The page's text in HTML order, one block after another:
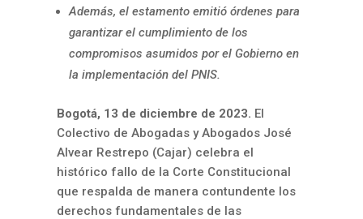
Además, el estamento emitió órdenes para
garantizar el cumplimiento de los
compromisos asumidos por el Gobierno en
la implementación del PNIS.
Bogotá, 13 de diciembre de 2023. El
Colectivo de Abogadas y Abogados José
Alvear Restrepo (Cajar) celebra el
histórico fallo de la Corte Constitucional
que respalda de manera contundente los
derechos fundamentales de las